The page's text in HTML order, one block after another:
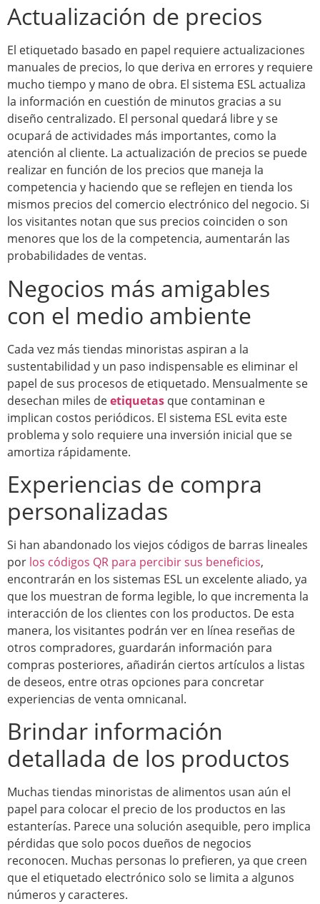
Actualización de precios
El etiquetado basado en papel requiere actualizaciones
manuales de precios, lo que deriva en errores y requiere
mucho tiempo y mano de obra. El sistema ESL actualiza
la información en cuestión de minutos gracias a su
diseño centralizado. El personal quedará libre y se
ocupará de actividades más importantes, como la
atención al cliente. La actualización de precios se puede
realizar en función de los precios que maneja la
competencia y haciendo que se reflejen en tienda los
mismos precios del comercio electrónico del negocio. Si
los visitantes notan que sus precios coinciden o son
menores que los de la competencia, aumentarán las
probabilidades de ventas.
Negocios más amigables
con el medio ambiente
Cada vez más tiendas minoristas aspiran a la
sustentabilidad y un paso indispensable es eliminar el
papel de sus procesos de etiquetado. Mensualmente se
desechan miles deetiquetas que contaminan e
implican costos periódicos. El sistema ESL evita este
problema y solo requiere una inversión inicial que se
amortiza rápidamente.
Experiencias de compra
personalizadas
Si han abandonado los viejos códigos de barras lineales
por los códigos QR para percibir sus beneficios,
encontrarán en los sistemas ESL un excelente aliado, ya
que los muestran de forma legible, lo que incrementa la
interacción de los clientes con los productos. De esta
manera, los visitantes podrán ver en línea reseñas de
otros compradores, guardarán información para
compras posteriores, añadirán ciertos artículos a listas
de deseos, entre otras opciones para concretar
experiencias de venta omnicanal.
Brindar información
detallada de los productos
Muchas tiendas minoristas de alimentos usan aún el
papel para colocar el precio de los productos en las
estanterías. Parece una solución asequible, pero implica
pérdidas que solo pocos dueños de negocios
reconocen. Muchas personas lo prefieren, ya que creen
que el etiquetado electrónico solo se limita a algunos
números y caracteres.